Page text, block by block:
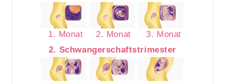
1. Monat 2. Monat
3. Monat
2. Schwangerschaftstrimester